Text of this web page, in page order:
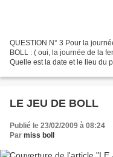
QUESTION N° 3 Pour la
BOLL : ( oui, la journée de la
Quelle est la date et le lieu du
LE JEU DE BOLL
Publié le 23/02/2009 à 08:24
Par miss boll